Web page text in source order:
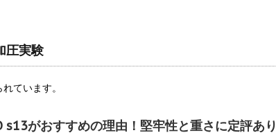
圧実験
ています。
s13がおすすめの理由！堅牢性と重さに定評あり